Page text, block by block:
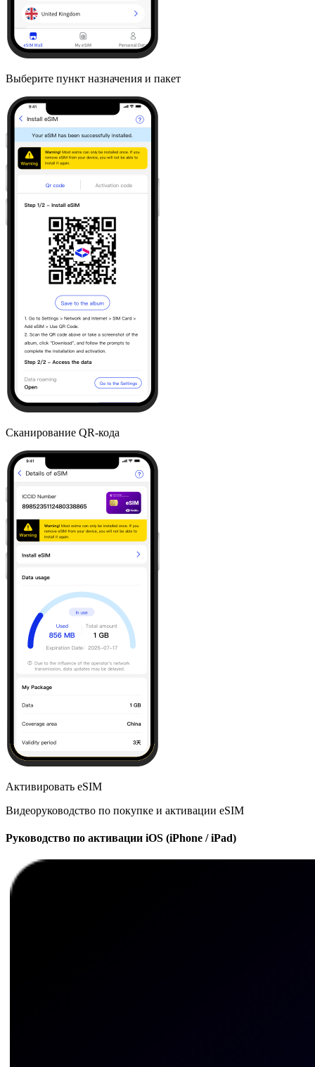
Выберите пункт назначения и пакет
Сканирование QR-кода
Активировать eSIM
Видеоруководство по покупке и активации eSIM
Руководство по активации iOS (iPhone / iPad)